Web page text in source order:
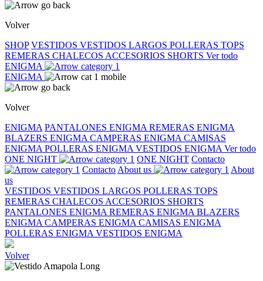
Volver
SHOP VESTIDOS VESTIDOS LARGOS POLLERAS TOPS
REMERAS CHALECOS ACCESORIOS SHORTS Ver todo
ENIGMA
ENIGMA
Volver
ENIGMA PANTALONES ENIGMA REMERAS ENIGMA
BLAZERS ENIGMA CAMPERAS ENIGMA CAMISAS
ENIGMA POLLERAS ENIGMA VESTIDOS ENIGMA Ver todo
ONE NIGHT
ONE NIGHT Contacto
Contacto About us
About
us
VESTIDOS VESTIDOS LARGOS POLLERAS TOPS
REMERAS CHALECOS ACCESORIOS SHORTS
PANTALONES ENIGMA REMERAS ENIGMA BLAZERS
ENIGMA CAMPERAS ENIGMA CAMISAS ENIGMA
POLLERAS ENIGMA VESTIDOS ENIGMA
Volver